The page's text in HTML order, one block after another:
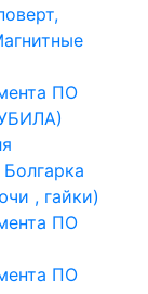
ПО
, гайки)
ПО
ПО